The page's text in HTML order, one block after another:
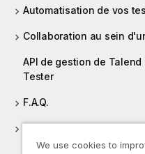
Automatisation de vos
Collaboration au sein
API de gestion de Talend
Tester
F.A.Q.
Exemples d'utilisation de
API Tester
We use cookies to